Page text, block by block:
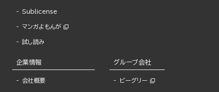
Sublicense
マンガよもんが
試し読み
企業情報
会社概要
グループ会社
ビーグリー